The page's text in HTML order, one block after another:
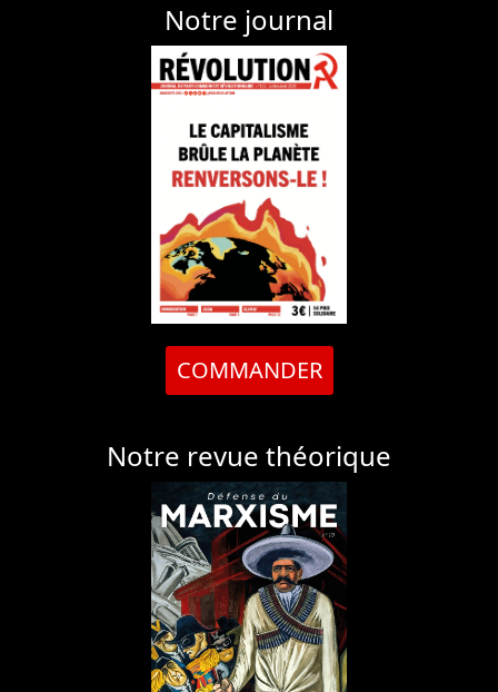
Notre journal
COMMANDER
Notre revue théorique